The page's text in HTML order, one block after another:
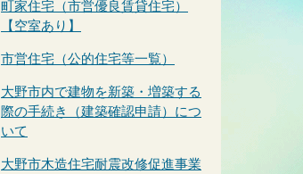
町家住宅（市営優良賃貸住宅）
【空室あり】
市営住宅（公的住宅等一覧）
大野市内で建物を新築・増築する
際の手続き（建築確認申請）につ
いて
大野市木造住宅耐震改修促進事業